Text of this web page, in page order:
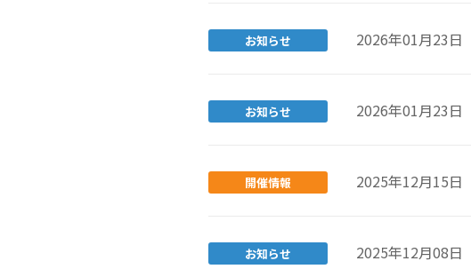
お知らせ 2026年01月23日
お知らせ 2026年01月23日
開催情報 2025年12月15日
お知らせ 2025年12月08日